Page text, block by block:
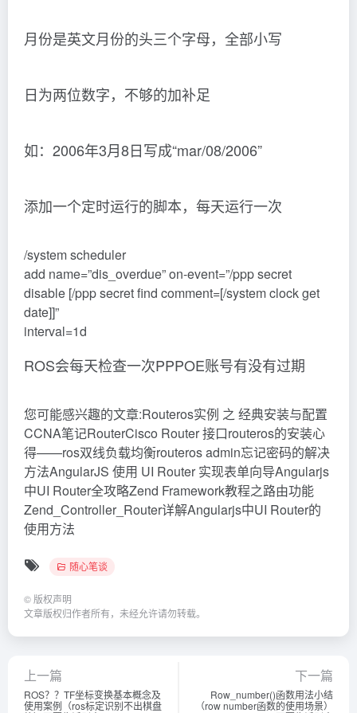
月份是英文月份的头三个字母，全部小写
日为两位数字，不够的加补足
如：2006年3月8日写成“mar/08/2006”
添加一个定时运行的脚本，每天运行一次
/system scheduler
add name=”dis_overdue” on-event=”/ppp secret
disable [/ppp secret find comment=[/system clock get
date]]”
interval=1d
ROS会每天检查一次PPPOE账号有没有过期
您可能感兴趣的文章:Routeros实例 之 经典安装与配置
CCNA笔记RouterCisco Router 接口routeros的安装心
得——ros双线负载均衡routeros admin忘记密码的解决
方法AngularJS 使用 UI Router 实现表单向导Angularjs
中UI Router全攻略Zend Framework教程之路由功能
Zend_Controller_Router详解Angularjs中UI Router的
使用方法
随心笔谈
© 版权声明
文章版权归作者所有，未经允许请勿转载。
上一篇
ROS？？TF坐标变换基本概念及
使用案例（ros标定识别不出棋盘
下一篇
Row_number()函数用法小结
（row number函数的使用场景）